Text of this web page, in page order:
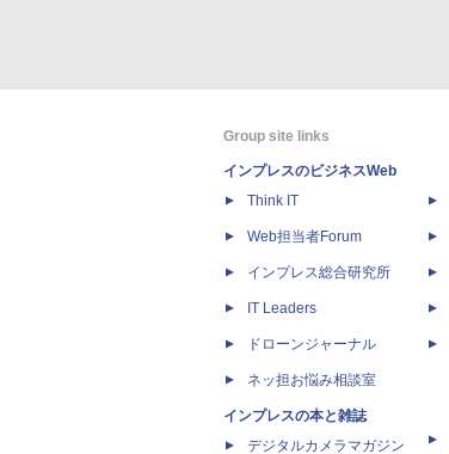
Group site links
インプレスのビジネスWeb
Think IT
Web担当者Forum
インプレス総合研究所
IT Leaders
ドローンジャーナル
ネッ担お悩み相談室
インプレスの本と雑誌
デジタルカメラマガジン